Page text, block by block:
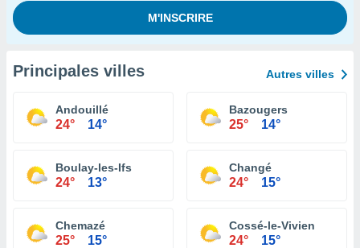
Principales villes Autres villes
Andouillé
24° 14°
Bazougers
25° 14°
Boulay-les-Ifs
24° 13°
Changé
24° 15°
Chemazé
25° 15°
Cossé-le-Vivien
24° 15°